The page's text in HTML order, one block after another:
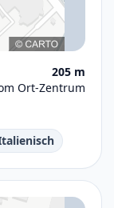
205 m
Ort-Zentrum